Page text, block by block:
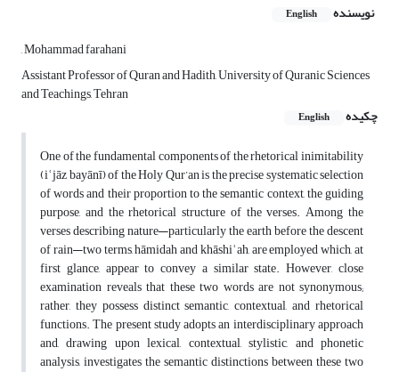
نویسنده English
, Mohammad farahani
Assistant Professor of Quran and Hadith, University of Quranic Sciences
and Teachings, Tehran
چکیده
English
One of the fundamental components of the rhetorical inimitability
(iʿjāz bayānī) of the Holy Qur’an is the precise systematic selection
of words and their proportion to the semantic context, the guiding
purpose, and the rhetorical structure of the verses. Among the
verses describing nature—particularly the earth before the descent
of rain—two terms, hāmidah and khāshiʿah, are employed which, at
first glance, appear to convey a similar state. However, close
examination reveals that these two words are not synonymous;
rather, they possess distinct semantic, contextual, and rhetorical
functions. The present study adopts an interdisciplinary approach
and, drawing upon lexical, contextual, stylistic, and phonetic
analysis, investigates the semantic distinctions between these two